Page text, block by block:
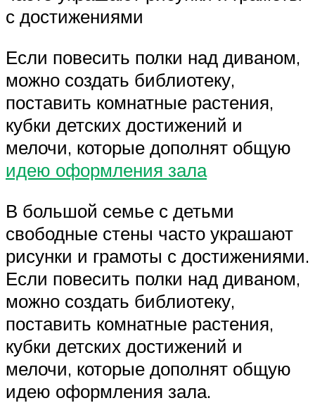
с достижениями
Если повесить полки над диваном,
можно создать библиотеку,
поставить комнатные растения,
кубки детских достижений и
мелочи, которые дополнят общую
идею оформления зала
В большой семье с детьми
свободные стены часто украшают
рисунки и грамоты с достижениями.
Если повесить полки над диваном,
можно создать библиотеку,
поставить комнатные растения,
кубки детских достижений и
мелочи, которые дополнят общую
идею оформления зала.